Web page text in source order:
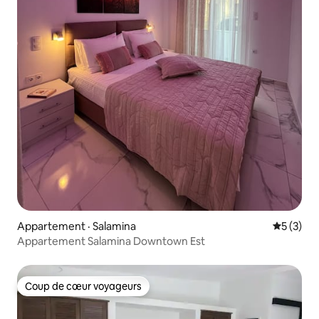
Appartement · Salamina Note
5 (3)
Appartement Salamina Downtown Est
Coup de cœur voyageurs
Coup de cœur voyageurs